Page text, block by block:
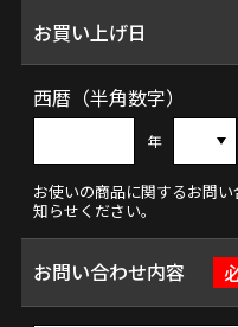
お買い上げ日
西暦（半角数字）
年
お使いの商品に関するお問
知らせください。
お問い合わせ内容